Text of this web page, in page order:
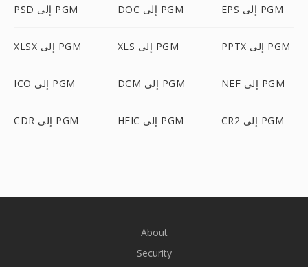
PSD إلى PGM DOC إلى PGM EPS إلى PGM
XLSX إلى PGM XLS إلى PGM PPTX إلى PGM
ICO إلى PGM DCM إلى PGM NEF إلى PGM
CDR إلى PGM HEIC إلى PGM CR2 إلى PGM
About
Security